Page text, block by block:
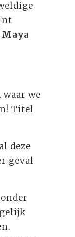
Maya
waar we
Titel
deze
geval